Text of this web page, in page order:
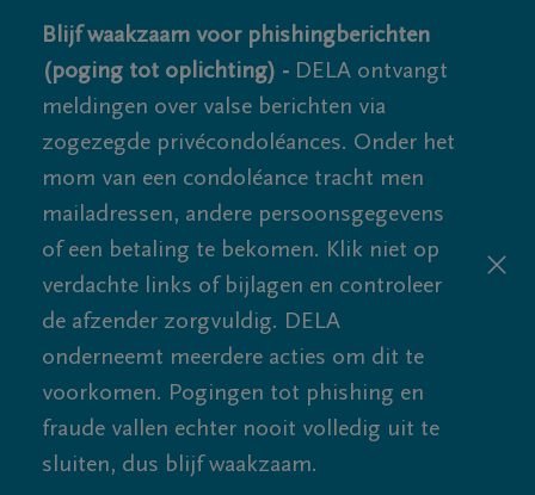
Blijf waakzaam voor phishingberichten
(poging tot oplichting) - DELA ontvangt
meldingen over valse berichten via
zogezegde privécondoléances. Onder het
mom van een condoléance tracht men
mailadressen, andere persoonsgegevens
of een betaling te bekomen. Klik niet op
verdachte links of bijlagen en controleer
de afzender zorgvuldig. DELA
onderneemt meerdere acties om dit te
voorkomen. Pogingen tot phishing en
fraude vallen echter nooit volledig uit te
sluiten, dus blijf waakzaam.